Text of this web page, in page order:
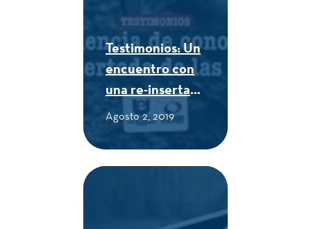
Testimonios: Un
encuentro con
una re-insertada
de las FARC -
CUE Alexander
von Humboldt
Agosto 2, 2019